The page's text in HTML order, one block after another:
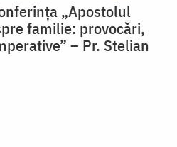
„Apostolul
familie: provocări,
– Pr. Stelian